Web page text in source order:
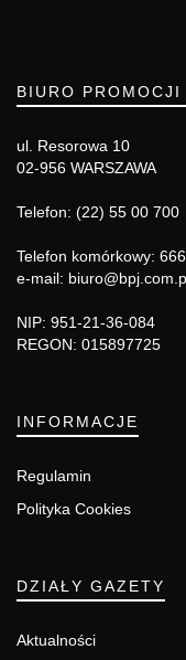
BIURO
ul. Resorowa 10
02-956 WARSZAWA
Telefon: (22) 55 00 700
Telefon komórkowy:
e-mail:
NIP: 951-21-36-084
REGON: 015897725
INFORMACJE
Regulamin
Polityka Cookies
DZIAŁY GAZETY
Aktualności